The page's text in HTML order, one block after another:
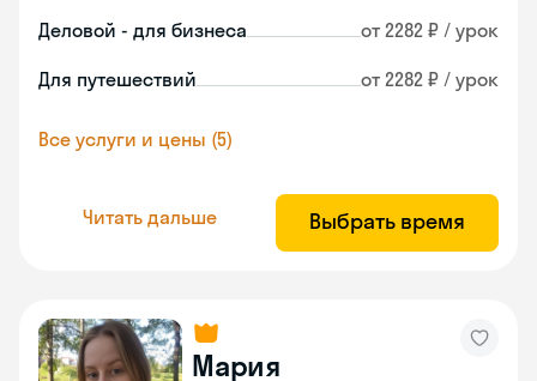
Деловой - для бизнеса от 2282 ₽ / урок
Для путешествий от 2282 ₽ / урок
Все услуги и цены (5)
Читать дальше Выбрать время
Мария